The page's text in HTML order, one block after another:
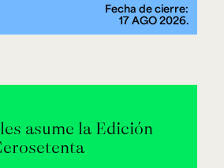
Fecha de cierre:
17 AGO 2026.
asume la Edición